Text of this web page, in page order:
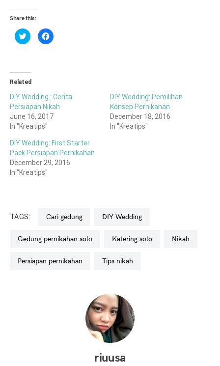
Share this:
Click
to
share
window)
Click
to
Related
DIY Wedding : Cerita
Persiapan Nikah
June 16, 2017
In "Kreatips"
DIY Wedding: Pemilihan
Konsep Pernikahan
December 18, 2016
In "Kreatips"
DIY Wedding: First Starter
Pack Persiapan Pernikahan
December 29, 2016
In "Kreatips"
TAGS: cari gedung DIY Wedding
gedung pernikahan solo katering solo nikah
persiapan pernikahan tips nikah
riuusa